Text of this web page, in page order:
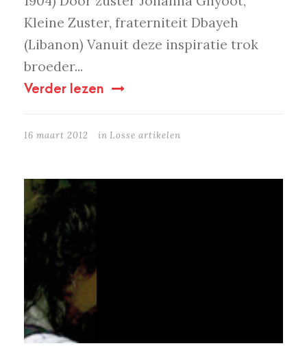
Kleine Zuster, fraterniteit Dbayeh
(Libanon) Vanuit deze inspiratie trok
broeder...
Verder lezen
16 maart 2012 in Losse artikelen